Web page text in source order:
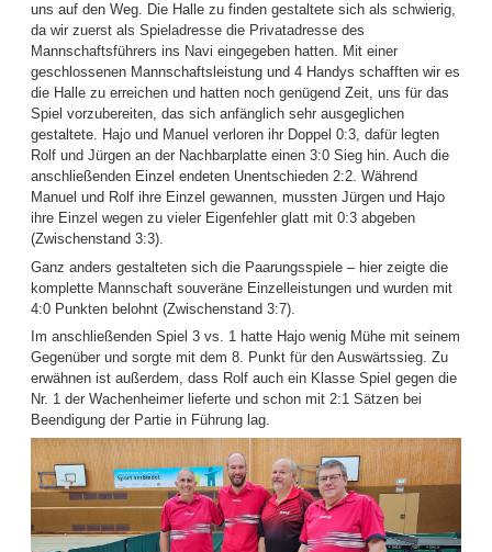
uns auf den Weg. Die Halle zu finden gestaltete sich als schwierig,
da wir zuerst als Spieladresse die Privatadresse des
Mannschaftsführers ins Navi eingegeben hatten. Mit einer
geschlossenen Mannschaftsleistung und 4 Handys schafften wir es
die Halle zu erreichen und hatten noch genügend Zeit, uns für das
Spiel vorzubereiten, das sich anfänglich sehr ausgeglichen
gestaltete. Hajo und Manuel verloren ihr Doppel 0:3, dafür legten
Rolf und Jürgen an der Nachbarplatte einen 3:0 Sieg hin. Auch die
anschließenden Einzel endeten Unentschieden 2:2. Während
Manuel und Rolf ihre Einzel gewannen, mussten Jürgen und Hajo
ihre Einzel wegen zu vieler Eigenfehler glatt mit 0:3 abgeben
(Zwischenstand 3:3).
Ganz anders gestalteten sich die Paarungsspiele – hier zeigte die
komplette Mannschaft souveräne Einzelleistungen und wurden mit
4:0 Punkten belohnt (Zwischenstand 3:7).
Im anschließenden Spiel 3 vs. 1 hatte Hajo wenig Mühe mit seinem
Gegenüber und sorgte mit dem 8. Punkt für den Auswärtssieg. Zu
erwähnen ist außerdem, dass Rolf auch ein Klasse Spiel gegen die
Nr. 1 der Wachenheimer lieferte und schon mit 2:1 Sätzen bei
Beendigung der Partie in Führung lag.